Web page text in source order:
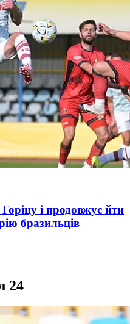
і продовжує йти
бразильців
24